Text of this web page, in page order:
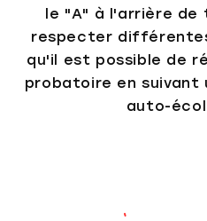
le "A" à l'arrière de
respecter
qu'il est possible de
probatoire en suivant
auto-